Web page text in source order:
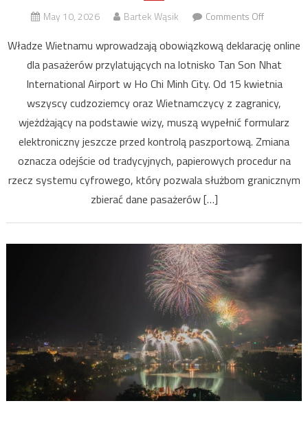
May 10, 2026 Bartek Wąsik Comments Offon
formularz
wjazdowy
online
Władze Wietnamu wprowadzają obowiązkową deklarację online
dla pasażerów przylatujących na lotnisko Tan Son Nhat
International Airport w Ho Chi Minh City. Od 15 kwietnia
wszyscy cudzoziemcy oraz Wietnamczycy z zagranicy,
wjeżdżający na podstawie wizy, muszą wypełnić formularz
elektroniczny jeszcze przed kontrolą paszportową. Zmiana
oznacza odejście od tradycyjnych, papierowych procedur na
rzecz systemu cyfrowego, który pozwala służbom granicznym
zbierać dane pasażerów […]